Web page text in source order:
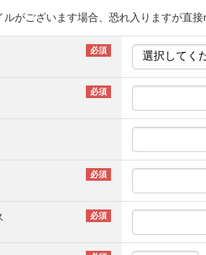
ルがございます場合、恐れ入りますが直